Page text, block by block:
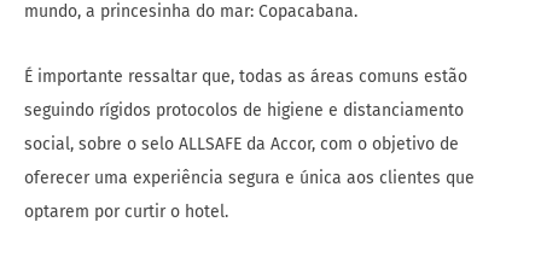
mundo, a princesinha do mar: Copacabana.
É importante ressaltar que, todas as áreas comuns estão
seguindo rígidos protocolos de higiene e distanciamento
social, sobre o selo ALLSAFE da Accor, com o objetivo de
oferecer uma experiência segura e única aos clientes que
optarem por curtir o hotel.